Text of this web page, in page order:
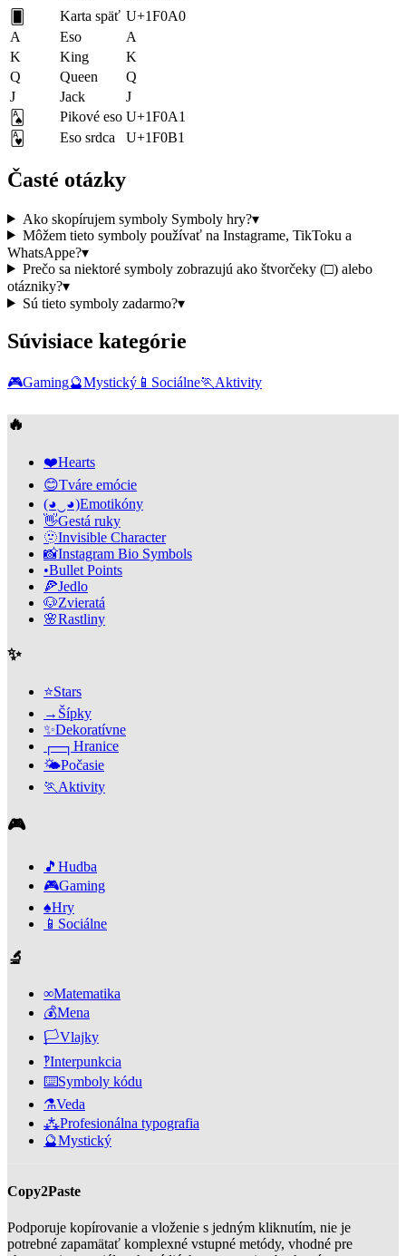
Karta späť U+1F0A0
A
Eso
A
K
King
K
Q
Queen
Q
J
Jack
J
🂡
Pikové eso U+1F0A1
🂱
Eso srdca U+1F0B1
Časté otázky
Ako skopírujem symboly Symboly hry?▾
Môžem tieto symboly používať na Instagrame, TikToku a
WhatsAppe?▾
Prečo sa niektoré symboly zobrazujú ako štvorčeky (□) alebo
otázniky?▾
Sú tieto symboly zadarmo?▾
Súvisiace kategórie
🎮Gaming🔮Mystický 📱 Sociálne🏃 Aktivity
🔥
❤️Hearts
😊Tváre emócie
(◕‿◕)Emotikóny
👋Gestá ruky
🫥Invisible Character
📸Instagram Bio Symbols
•Bullet Points
🍕Jedlo
🐶Zvieratá
🌸Rastliny
✨
⭐Stars
→ Šípky
✨Dekoratívne
┌─┐ Hranice
🌤️Počasie
🏃 Aktivity
🎮
🎵 Hudba
🎮Gaming
♠️Hry
📱 Sociálne
🔬
∞Matematika
💰Mena
🏳️Vlajky
‽Interpunkcia
⌨️Symboly kódu
⚗️Veda
⁂Profesionálna typografia
🔮Mystický
Copy2Paste
Podporuje kopírovanie a vloženie s jedným kliknutím, nie je
potrebné zapamätať komplexné vstupné metódy, vhodné pre